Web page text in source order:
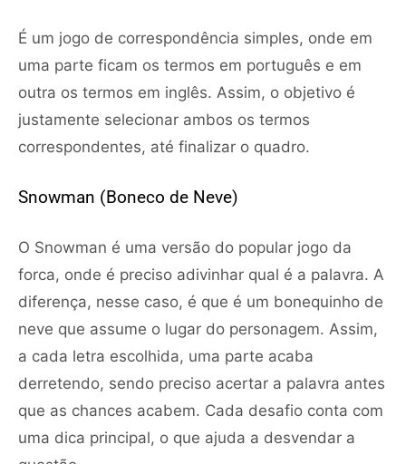
É um jogo de correspondência simples, onde em
uma parte ficam os termos em português e em
outra os termos em inglês. Assim, o objetivo é
justamente selecionar ambos os termos
correspondentes, até finalizar o quadro.
Snowman (Boneco de Neve)
O Snowman é uma versão do popular jogo da
forca, onde é preciso adivinhar qual é a palavra. A
diferença, nesse caso, é que é um bonequinho de
neve que assume o lugar do personagem. Assim,
a cada letra escolhida, uma parte acaba
derretendo, sendo preciso acertar a palavra antes
que as chances acabem. Cada desafio conta com
uma dica principal, o que ajuda a desvendar a